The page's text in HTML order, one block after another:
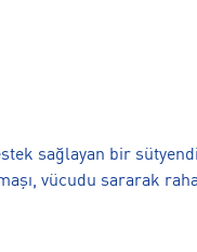
sağlayan bir
vücudu sararak